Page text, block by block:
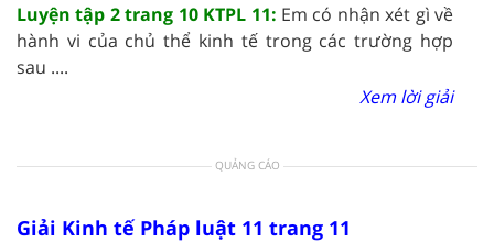
Luyện tập 2 trang 10 KTPL 11: Em có nhận xét gì về
hành vi của chủ thể kinh tế trong các trường hợp
sau ....
Xem lời giải
QUẢNG CÁO
Giải Kinh tế Pháp luật 11 trang 11